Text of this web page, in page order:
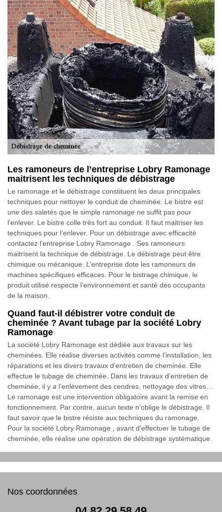
Les ramoneurs de l’entreprise Lobry Ramonage
maitrisent les techniques de débistrage
Le ramonage et le débistrage constituent les deux principales
techniques pour nettoyer le conduit de cheminée. Le bistre est
une des saletés que le simple ramonage ne suffit pas pour
l’enlever. Le bistre colle très fort au conduit. Il faut maitriser les
techniques pour l’enlever. Pour un débistrage avec efficacité
contactez l’entreprise Lobry Ramonage . Ses ramoneurs
maitrisent la technique de débistrage. Le débistrage peut être
chimique ou mécanique. L’entreprise dote les ramoneurs de
machines spécifiques efficaces. Pour le bistrage chimique, le
produit utilisé respecte l’environnement et santé des occupants
de la maison.
Quand faut-il débistrer votre conduit de
cheminée ? Avant tubage par la société Lobry
Ramonage
La société Lobry Ramonage est dédiée aux travaux sur les
cheminées. Elle réalise diverses activités comme l’installation, les
réparations et les divers travaux d’entretien de cheminée. Elle
effectue le tubage de cheminée. Dans les travaux d’entretien de
cheminée, il y a l’enlèvement des cendres, nettoyage des vitres…
Le ramonage est une intervention obligatoire avant la remise en
fonctionnement. Par contre, aucun texte n’oblige le débistrage. Il
faut savoir que le bistre résiste aux techniques du ramonage.
Pour la société Lobry Ramonage , avant d’effectuer le tubage de
cheminée, elle réalise une opération de débistrage systématique.
Nos coordonnées